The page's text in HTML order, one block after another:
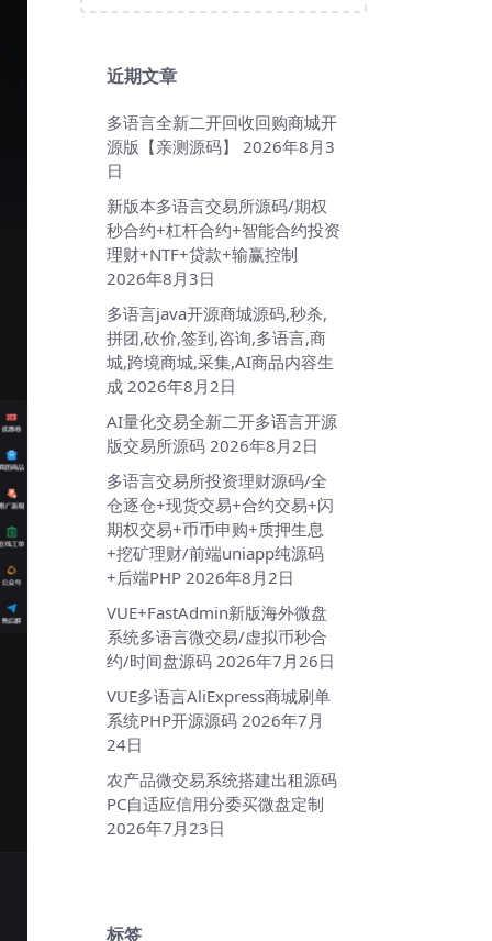
近期文章
多语言全新二开回收回购商城开
源版【亲测源码】
2026年8月3
日
新版本多语言交易所源码/期权
秒合约+杠杆合约+智能合约投资
理财+NTF+贷款+输赢控制
2026年8月3日
多语言java开源商城源码,秒杀,
拼团,砍价,签到,咨询,多语言,商
城,跨境商城,采集,AI商品内容生
成 2026年8月2日
AI量化交易全新二开多语言开源
版交易所源码 2026年8月2日
多语言交易所投资理财源码/全
仓逐仓+现货交易+合约交易+闪
期权交易+币币申购+质押生息
+挖矿理财/前端uniapp纯源码
+后端PHP 2026年8月2日
VUE+FastAdmin新版海外微盘
系统多语言微交易/虚拟币秒合
约/时间盘源码 2026年7月26日
VUE多语言AliExpress商城刷单
系统PHP开源源码 2026年7月
24日
农产品微交易系统搭建出租源码
PC自适应信用分委买微盘定制
2026年7月23日
标签